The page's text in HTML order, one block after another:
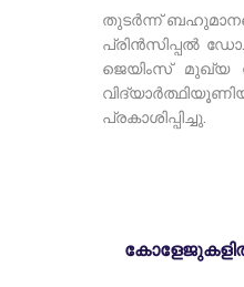
തുടർന്ന്
പ്രിൻസിപ്പൽ
ജെയിംസ് മുഖ്യ
പ്രകാശിപ്പിച്ചു.